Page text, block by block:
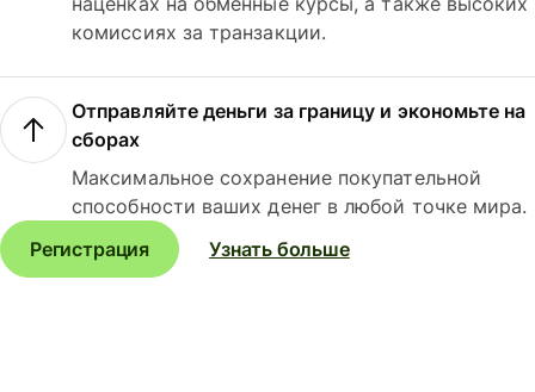
комиссиях за транзакции.
Отправляйте деньги за границу и экономьте на
сборах
Максимальное сохранение покупательной
способности ваших денег в любой точке мира.
Регистрация
Узнать больше